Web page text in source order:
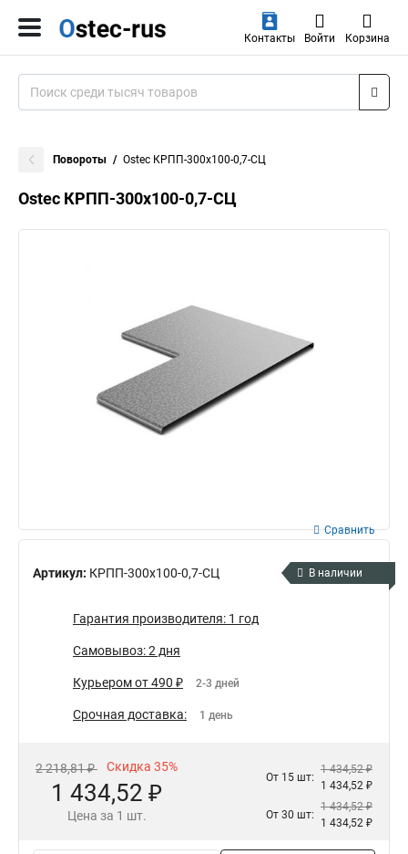
Контакты Войти Корзина
Повороты Ostec КРПП-300х100-0,7-СЦ
Ostec КРПП-300х100-0,7-СЦ
Артикул: КРПП-300х100-0,7-СЦ
Сравнить
В наличии
Гарантия производителя: 1 год
Самовывоз: 2 дня
Курьером от 490 ₽ 2-3 дней
Срочная доставка: 1 день
2 218,81 ₽ Скидка 35%
1 434,52 ₽
Цена за 1 шт.
От 15 шт:
1 434,52 ₽
1 434,52 ₽
От 30 шт:
1 434,52 ₽
1 434,52 ₽